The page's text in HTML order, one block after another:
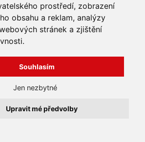
prostředí, zobrazení
obsahu a reklam, analýzy
stránek a zjištění
Souhlasím
Jen nezbytné
Upravit mé předvolby
od
profesionální webové stránky: triangl web